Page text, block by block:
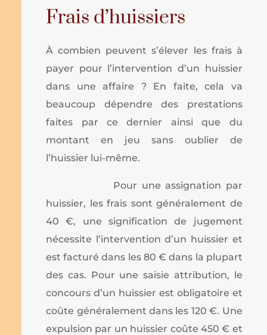
Frais d’huissiers
À combien peuvent s’élever les frais à
payer pour l’intervention d’un huissier
dans une affaire ? En faite, cela va
beaucoup dépendre des prestations
faites par ce dernier ainsi que du
montant en jeu sans oublier de
l’huissier lui-même.
Pour une assignation par
huissier, les frais sont généralement de
40 €, une signification de jugement
nécessite l’intervention d’un huissier et
est facturé dans les 80 € dans la plupart
des cas. Pour une saisie attribution, le
concours d’un huissier est obligatoire et
coûte généralement dans les 120 €. Une
expulsion par un huissier coûte 450 € et